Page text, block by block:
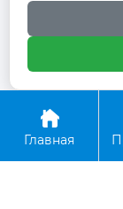
+86-
 +86
Copyright ©ООО

Главная